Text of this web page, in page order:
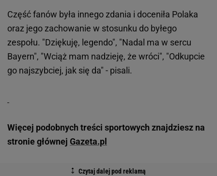
Część fanów była innego zdania i doceniła Polaka
oraz jego zachowanie w stosunku do byłego
zespołu. "Dziękuję, legendo", "Nadal ma w sercu
Bayern", "Wciąż mam nadzieję, że wróci", "Odkupcie
go najszybciej, jak się da" - pisali.
Więcej podobnych treści sportowych znajdziesz na
stronie głównej Gazeta.pl